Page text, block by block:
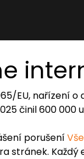
EU,
činil 600 000
porušení
stránek.